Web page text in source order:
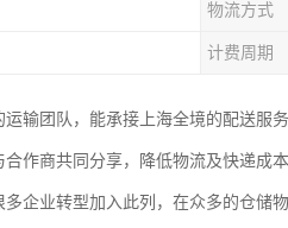
物流方式
计费周期
输团队，能承接上海全境的配送服
作商共同分享，降低物流及快递成本
多企业转型加入此列，在众多的仓